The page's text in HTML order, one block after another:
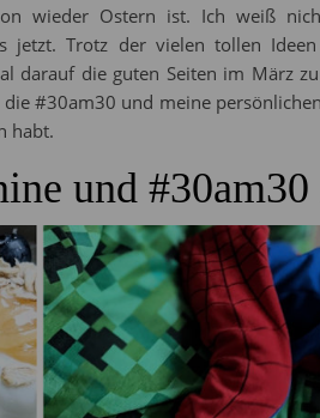
wieder Ostern ist. Ich weiß
jetzt. Trotz der vielen tollen
darauf die guten Seiten im März
#30am30 und meine
habt.
und